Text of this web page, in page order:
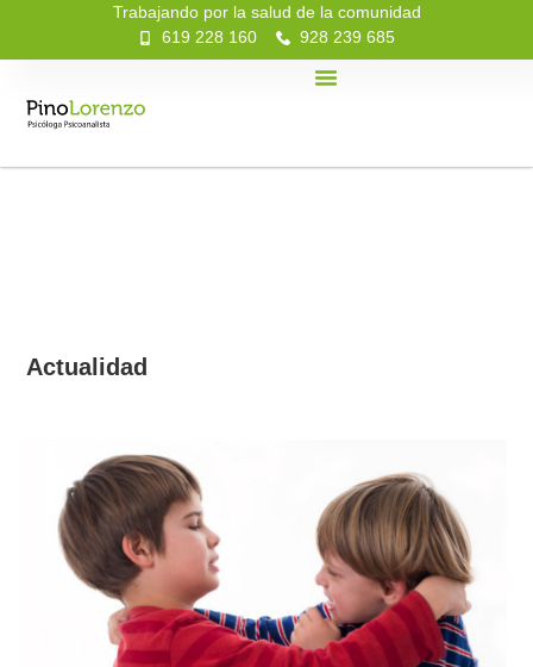
Trabajando por la salud de la comunidad
619 228 160
928 239 685
Actualidad